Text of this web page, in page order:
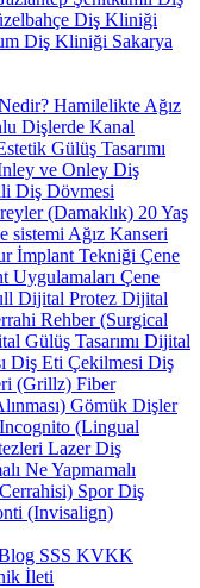
Diş Kliniği
Diş Kliniği Sakarya
Hamilelikte Ağız
Dişlerde Kanal
Gülüş Tasarımı
ve Onley Diş
Diş Dövmesi
(Damaklık) 20 Yaş
sistemi Ağız Kanseri
İmplant Tekniği Çene
Uygulamaları Çene
Dijital Protez Dijital
Rehber (Surgical
Gülüş Tasarımı Dijital
Diş Eti Çekilmesi Diş
(Grillz) Fiber
Gömük Dişler
Incognito (Lingual
Lazer Diş
Ne Yapmamalı
Spor Diş
(Invisalign)
SSS KVKK
İleti